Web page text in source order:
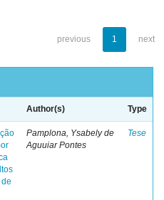
previous 1 next
Author(s) Type
Pamplona, Ysabely de
Aguuiar Pontes
Tese